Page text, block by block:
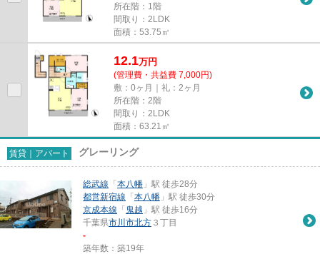
所在階：1階
間取り：2LDK
面積：53.75㎡
12.1万円
(管理費・共益費 7,000円)
敷：0ヶ月｜礼：2ヶ月
所在階：2階
間取り：2LDK
面積：63.21㎡
賃貸｜アパート グレーリング
総武線 「 本八幡 」駅 徒歩28分
都営新宿線 「 本八幡 」駅 徒歩30分
京成本線 「 鬼越 」駅 徒歩16分
千葉県市川市北方 ３丁目
-
築年数：築19年